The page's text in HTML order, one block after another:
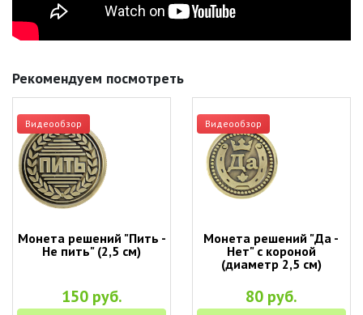
Рекомендуем посмотреть
Видеообзор
Монета решений "Пить -
Не пить" (2,5 см)
150 руб.
Видеообзор
Монета решений "Да -
Нет" с короной
(диаметр 2,5 см)
80 руб.